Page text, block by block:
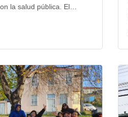
la salud pública. El…